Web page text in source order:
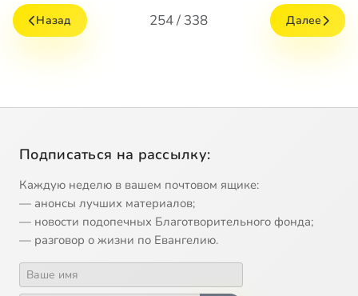
Назад 254 / 338 Далее
Подписаться на рассылку:
Каждую неделю в вашем почтовом ящике:
— анонсы лучших материалов;
— новости подопечных Благотворительного фонда;
— разговор о жизни по Евангелию.